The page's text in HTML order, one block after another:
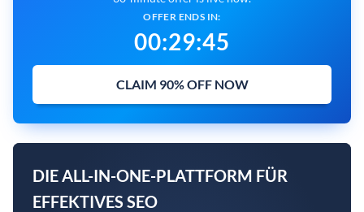
OFFER ENDS IN:
00:29:44
CLAIM 90% OFF NOW
DIE ALL-IN-ONE-PLATTFORM FÜR
EFFEKTIVES SEO